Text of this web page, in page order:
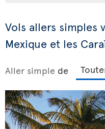
Vols allers simples
Mexique et les
Aller simple de